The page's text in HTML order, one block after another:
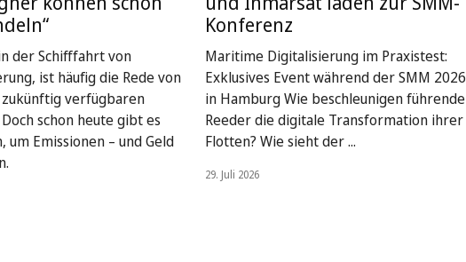
der Schifffahrt von
ist häufig die Rede von
verfügbaren
schon heute gibt es
um Emissionen – und Geld
Konferenz
Maritime Digitalisierung im Praxistest:
Exklusives Event während der SMM 2026
in Hamburg Wie beschleunigen führende
Reeder die digitale Transformation ihrer
Flotten? Wie sieht der ...
29. Juli 2026